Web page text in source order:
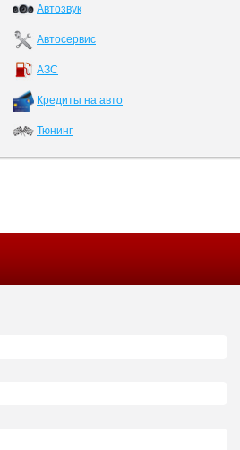
Автозвук
Автосервис
АЗС
Кредиты на авто
Тюнинг